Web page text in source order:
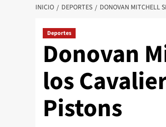
INICIO DEPORTES DONOVAN MITCHELL
Deportes
Donovan
los
Pistons